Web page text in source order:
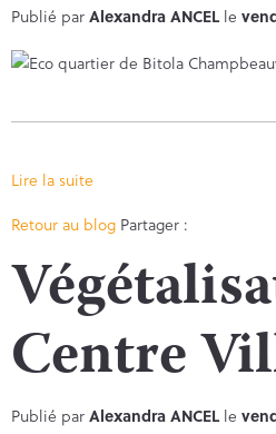
Publié parAlexandra ANCEL le
Lire la suite
Retour au blog Partager :
Centre
Publié parAlexandra ANCEL le